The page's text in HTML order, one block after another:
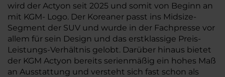
wird der Actyon seit 2025 und somit von Beginn an
mit KGM- Logo. Der Koreaner passt ins Midsize-
Segment der SUV und wurde in der Fachpresse vor
allem für sein Design und das erstklassige Preis-
Leistungs-Verhältnis gelobt. Darüber hinaus bietet
der KGM Actyon bereits serienmäßig ein hohes Maß
an Ausstattung und versteht sich fast schon als